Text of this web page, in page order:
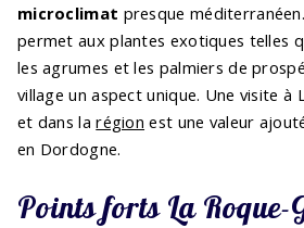
microclimat presque
permet aux plantes exotiques telles
les agrumes et les palmiers de
village un aspect unique. Une visite à
et dans larégion est une valeur
en Dordogne.
Points forts La Roque-